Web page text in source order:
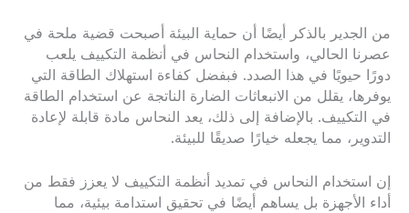
من الجدير بالذكر أيضًا أن حماية البيئة أصبحت قضية ملحة في
عصرنا الحالي، واستخدام النحاس في أنظمة التكييف يلعب
دورًا حيويًا في هذا الصدد. فبفضل كفاءة استهلاك الطاقة التي
يوفرها، يقلل من الانبعاثات الضارة الناتجة عن استخدام الطاقة
في التكييف. بالإضافة إلى ذلك، يعد النحاس مادة قابلة لإعادة
التدوير، مما يجعله خيارًا صديقًا للبيئة.
إن استخدام النحاس في تمديد أنظمة التكييف لا يعزز فقط من
أداء الأجهزة بل يساهم أيضًا في تحقيق استدامة بيئية، مما